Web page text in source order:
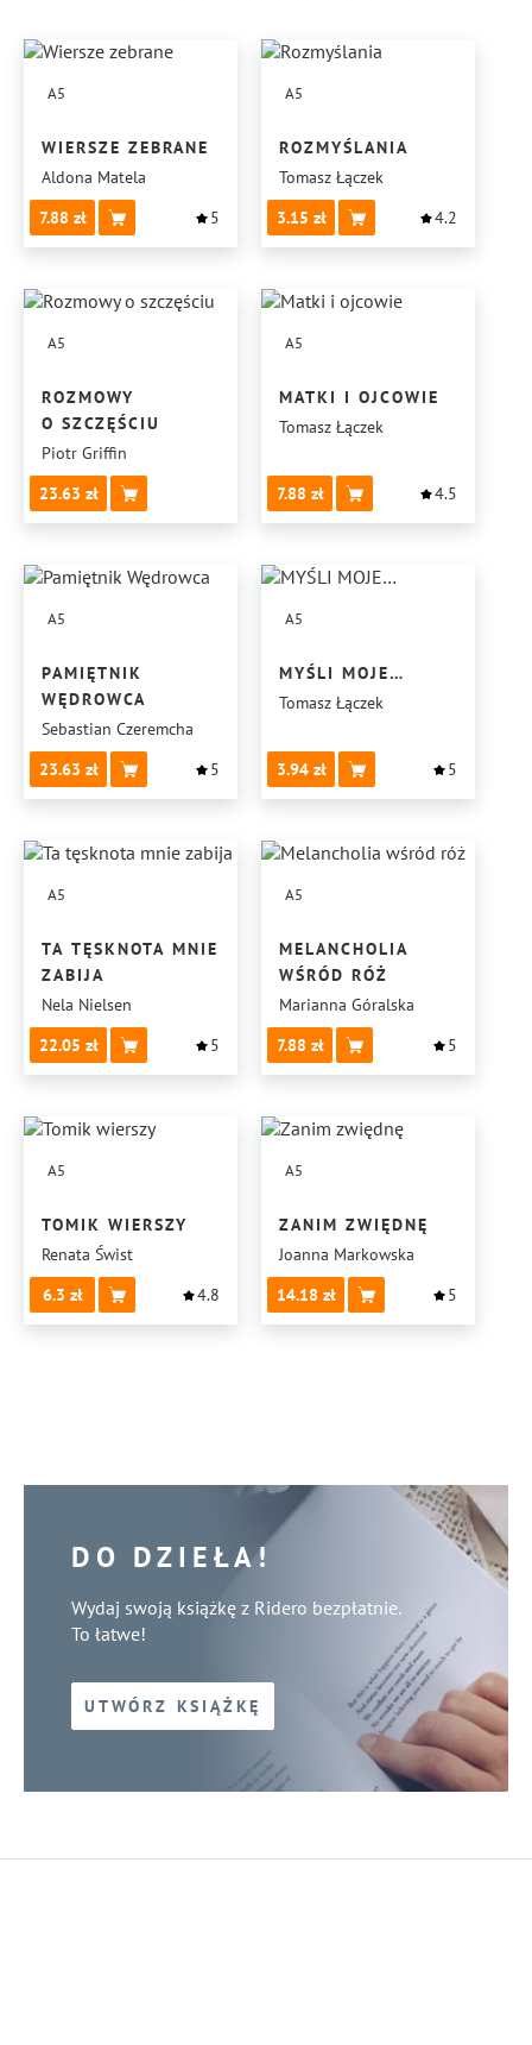
A5
WIERSZE ZEBRANE
Aldona Matela
7.88
5
A5
ROZMYŚLANIA
Tomasz Łączek
3.15
4.2
A5
ROZMOWY
O SZCZĘŚCIU
Piotr Griffin
23.63
A5
MATKI I OJCOWIE
Tomasz Łączek
7.88 4.5
A5
PAMIĘTNIK
WĘDROWCA
Sebastian Czeremcha
23.63
5
A5
MYŚLI MOJE…
Tomasz Łączek
3.94 5
A5
TA TĘSKNOTA MNIE
ZABIJA
Nela Nielsen
22.05
5
A5
MELANCHOLIA
WŚRÓD RÓŻ
Marianna Góralska
7.88
5
A5
TOMIK WIERSZY
Renata Świst
6.3
4.8
A5
ZANIM ZWIĘDNĘ
Joanna Markowska
14.18
5
DO DZIEŁA!
Wydaj swoją książkę z Ridero bezpłatnie.
To łatwe!
UTWÓRZ KSIĄŻKĘ